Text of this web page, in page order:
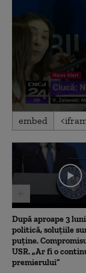
0
seconds
6
minutes,
seconds
embed
După aproape 3
politică, soluțiile
puține.
USR. „Ar fi o
premierului”